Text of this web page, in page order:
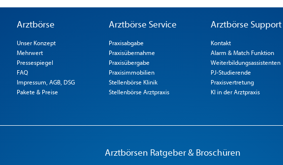
Arztbörse
Unser Konzept
Mehrwert
Pressespiegel
FAQ
Impressum, AGB, DSG
Pakete & Preise
Arztbörse Service
Praxisabgabe
Praxisübernahme
Praxisübergabe
Praxisimmobilien
Stellenbörse Klinik
Stellenbörse Arztpraxis
Arztbörse Support
Kontakt
Alarm & Match Funktion
Weiterbildungsassistenten
PJ-Studierende
Praxisvertretung
KI in der Arztpraxis
Arztbörsen Ratgeber & Broschüren